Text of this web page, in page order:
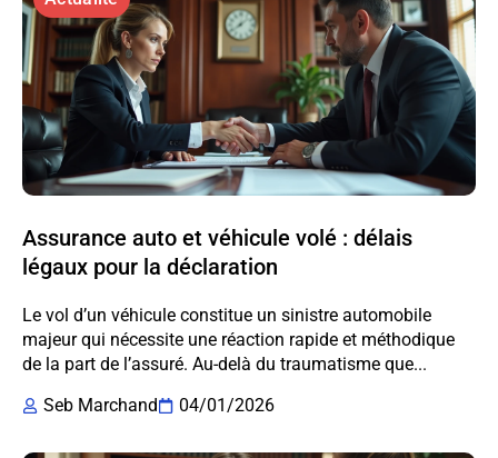
Assurance auto et véhicule volé : délais
légaux pour la déclaration
Le vol d’un véhicule constitue un sinistre automobile
majeur qui nécessite une réaction rapide et méthodique
de la part de l’assuré. Au-delà du traumatisme que...
Seb Marchand
04/01/2026